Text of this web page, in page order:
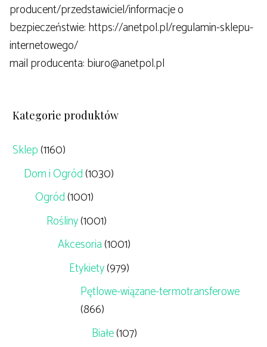
producent/przedstawiciel/informacje o
bezpieczeństwie: https://anetpol.pl/regulamin-sklepu-
internetowego/
mail producenta: biuro@anetpol.pl
Kategorie produktów
Sklep(1160)
Dom i Ogród(1030)
Ogród(1001)
Rośliny(1001)
Akcesoria(1001)
Etykiety(979)
Pętlowe-wiązane-termotransferowe
(866)
Białe(107)